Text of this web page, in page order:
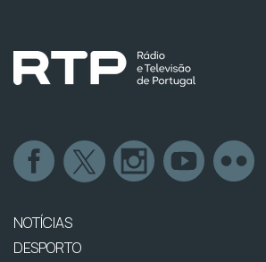
NOTÍCIAS
DESPORTO